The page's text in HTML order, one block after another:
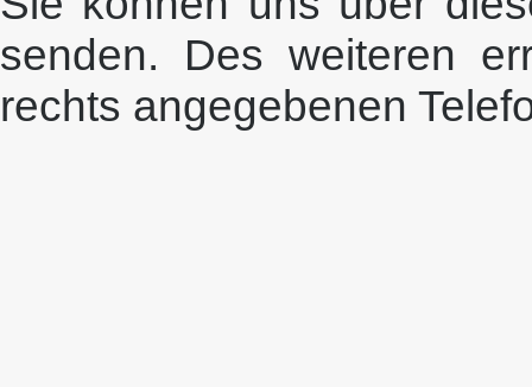
senden. Des weiteren
rechts angegebenen